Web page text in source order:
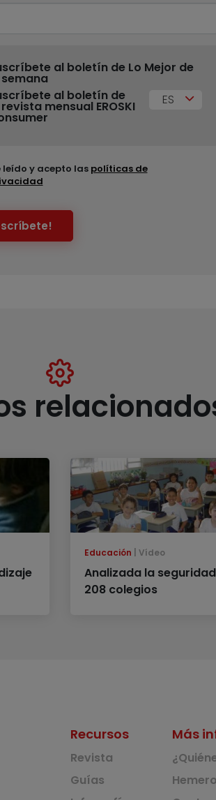
al boletín de Lo Mejor de
al boletín de
mensual EROSKI ES
leído y acepto las políticas de
Educación Vídeo
Analizada la
208 colegios
Recursos
Revista
Guías
Más